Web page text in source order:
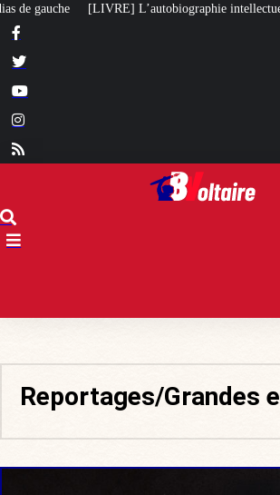
intellectuelle de Michel Maffesoli Pour
Reportages/Grandes